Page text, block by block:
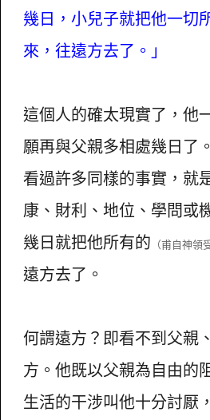
幾日，小兒子就把他一切
來，往遠方去了。」
這個人的確太現實了，他
願再與父親多相處幾日了
看過許多同樣的事實，就
康、財利、地位、學問或
幾日就把他所有的 （甫自神領
遠方去了。
何謂遠方？即看不到父親
方。他既以父親為自由的
生活的干涉叫他十分討厭